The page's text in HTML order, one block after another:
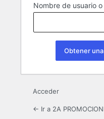
Nombre de usuario
Acceder
← Ir a 2A